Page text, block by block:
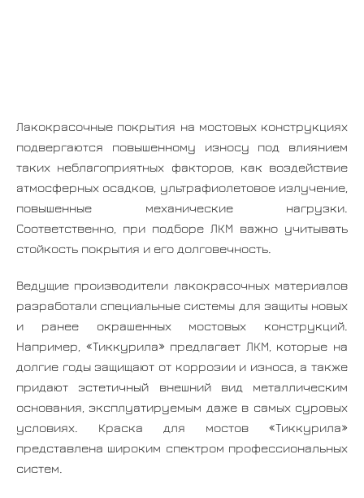
Лакокрасочные покрытия на мостовых конструкциях
подвергаются повышенному износу под влиянием
таких неблагоприятных факторов, как воздействие
атмосферных осадков, ультрафиолетовое излучение,
повышенные механические нагрузки.
Соответственно, при подборе ЛКМ важно учитывать
стойкость покрытия и его долговечность.
Ведущие производители лакокрасочных материалов
разработали специальные системы для защиты новых
и ранее окрашенных мостовых конструкций.
Например, «Тиккурила» предлагает ЛКМ, которые на
долгие годы защищают от коррозии и износа, а также
придают эстетичный внешний вид металлическим
основания, эксплуатируемым даже в самых суровых
условиях. Краска для мостов «Тиккурила»
представлена широким спектром профессиональных
систем.